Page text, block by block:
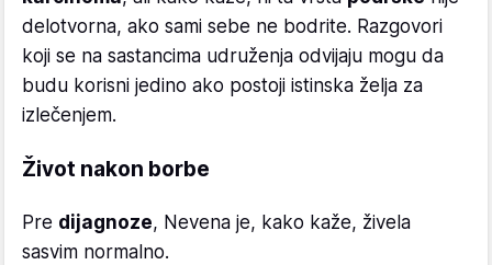
delotvorna, ako sami sebe ne bodrite. Razgovori
koji se na sastancima udruženja odvijaju mogu da
budu korisni jedino ako postoji istinska želja za
izlečenjem.
Život nakon borbe
Pre dijagnoze, Nevena je, kako kaže, živela
sasvim normalno.